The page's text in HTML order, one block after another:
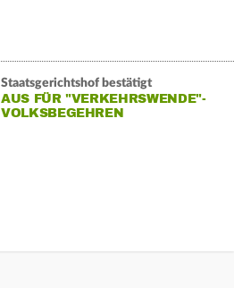
Staatsgerichtshof bestätigt
AUS FÜR "VERKEHRSWENDE"-
VOLKSBEGEHREN